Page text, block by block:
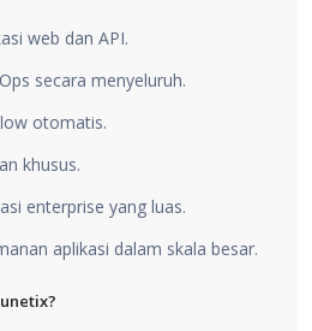
web dan API.
secara menyeluruh.
otomatis.
khusus.
enterprise yang luas.
aplikasi dalam skala besar.